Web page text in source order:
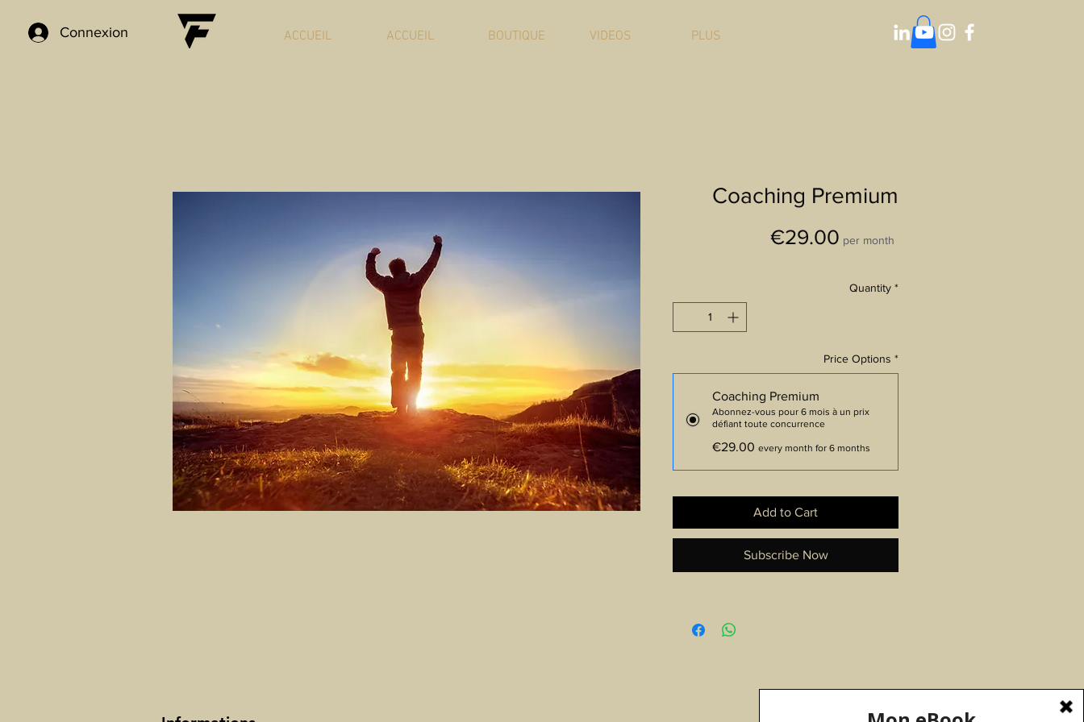
Connexion ACCUEIL ACCUEIL BOUTIQUE VIDEOS PLUS
Coaching Premium
€29.00 Price
per month
Quantity *
Price Options *
Coaching Premium
Abonnez-vous pour 6 mois à un prix
défiant toute concurrence
€29.00 every month for 6 months
Add to Cart
Subscribe Now
© 2019 By T-Fit Coaching